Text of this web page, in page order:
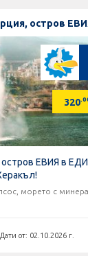
остров
320
ЕВИЯ в
морето с
Дати от: 02.10.2026 г.